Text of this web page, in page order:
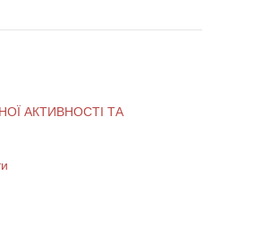
АКТИВНОСТІ ТА